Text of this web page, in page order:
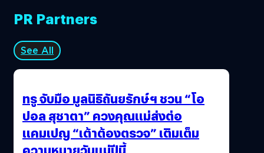
PR Partners
See All
ทรู จับมือ มูลนิธิถันยรักษ์ฯ ชวน “โอ
ปอล สุชาตา” ควงคุณแม่ส่งต่อ
แคมเปญ “เต้าต้องตรวจ” เติมเต็ม